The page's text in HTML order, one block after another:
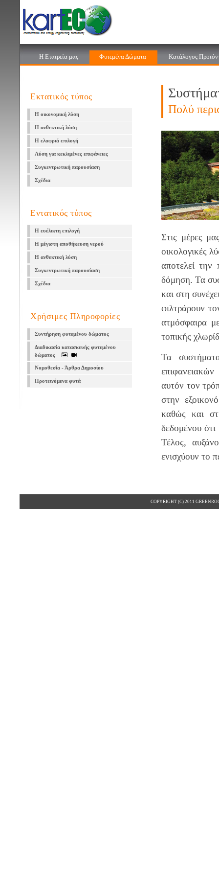
Η Εταιρεία μας Φυτεμένα Δώματα Κατάλογος
Πολύ
Στις μέρες
οικολογικές
αποτελεί την
δόμηση. Τα
και στη
φιλτράρουν
ατμόσφαιρα
τοπικής
Τα
αυτόν τον
στην
καθώς και
δεδομένου
Τέλος,
ενισχύουν το
Εκτατικός τύπος
H οικονομική λύση
Η ανθεκτική λύση
Η ελαφριά επιλογή
Λύση για κεκλιμένες επιφάνειες
Συγκεντρωτική παρουσίαση
Σχέδια
Εντατικός τύπος
Η ευέλικτη επιλογή
Η μέγιστη αποθήκευση νερού
Η ανθεκτική λύση
Συγκεντρωτική παρουσίαση
Σχέδια
Χρήσιμες Πληροφορίες
Συντήρηση φυτεμένου δώματος
Διαδικασία κατασκευής φυτεμένου
δώματος
Νομοθεσία - Άρθρα Δημοσίου
Προτεινόμενα φυτά
COPYRIGHT (C) 2011